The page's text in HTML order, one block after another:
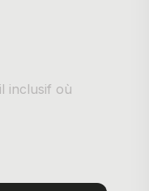
inclusif où